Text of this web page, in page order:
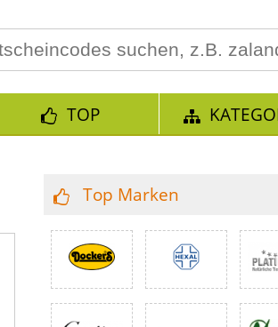
TOP
Top Marken